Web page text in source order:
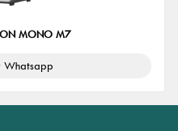
MONO M7
Whatsapp